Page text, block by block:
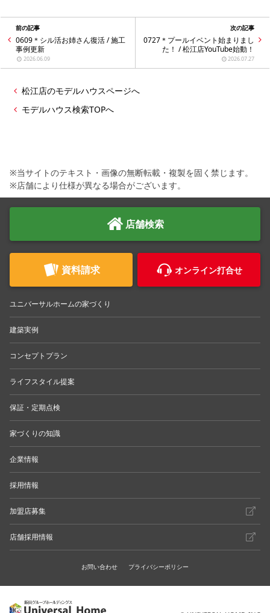
前の記事
0609＊シル活お姉さん復活 / 施工
事例更新
2026.06.09
次の記事
0727＊プールイベント始まりまし
た！ / 松江店YouTube始動！
2026.07.27
松江店のモデルハウスページへ
モデルハウス検索TOPへ
※当サイトのテキスト・画像の無断転載・複製を固く禁じます。
※店舗により仕様が異なる場合がございます。
店舗検索
資料請求 オンライン打合せ
ユニバーサルホームの家づくり
建築実例
コンセプトプラン
ライフスタイル提案
保証・定期点検
家づくりの知識
企業情報
採用情報
加盟店募集
店舗採用情報
お問い合わせ プライバシーポリシー